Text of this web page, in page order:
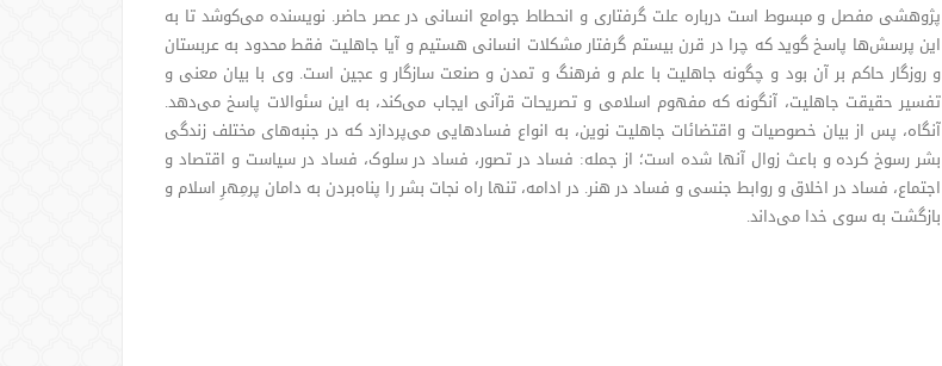
پژوهشی مفصل و مبسوط است درباره علت گرفتاری و انحطاط جوامع انسانی در عصر حاضر. نویسنده می‌کوشد تا به
این پرسش‌ها پاسخ گوید که چرا در قرن بیستم گرفتار مشکلات انسانی هستیم و آیا جاهلیت فقط محدود به عربستان
و روزگار حاکم بر آن بود و چگونه جاهلیت با علم و فرهنگ و تمدن و صنعت سازگار و عجین است. وی با بیان معنی و
تفسیر حقیقت جاهلیت، آنگونه که مفهوم اسلامی و تصریحات قرآنی ایجاب می‌کند، به این سئوالات پاسخ می‌دهد.
آنگاه، پس از بیان خصوصیات و اقتضائات جاهلیت نوین، به انواع فسادهایی می‌پردازد که در جنبه‌های مختلف زندگی
بشر رسوخ کرده و باعث زوال آنها شده است؛ از جمله: فساد در تصور، فساد در سلوک، فساد در سیاست و اقتصاد و
اجتماع، فساد در اخلاق و روابط جنسی و فساد در هنر. در ادامه، تنها راه نجات بشر را پناه‌بردن به دامان پرمِهرِ اسلام و
بازگشت به سوی خدا می‌داند.